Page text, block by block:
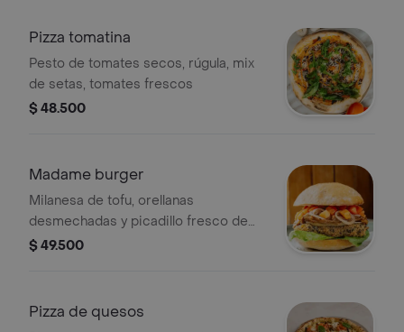
Pizza tomatina
Pesto de tomates secos, rúgula, mix
de setas, tomates frescos
$ 48.500
Madame burger
Milanesa de tofu, orellanas
desmechadas y picadillo fresco de
tomate y cebolla. Queso tipo
$ 49.500
Pizza de quesos